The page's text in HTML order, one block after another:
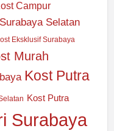
Campur
Selatan
Eksklusif Surabaya
Murah
Kost Putra
Kost Putra
Surabaya